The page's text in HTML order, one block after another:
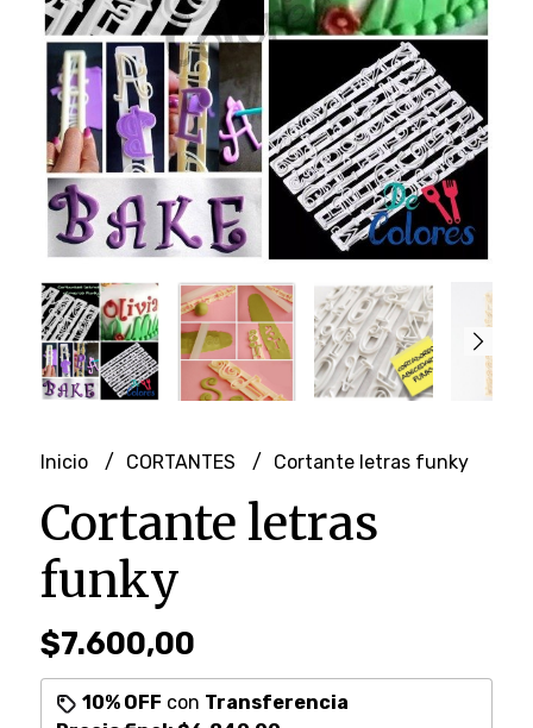
Inicio CORTANTES Cortante letras funky
Cortante letras
funky
$7.600,00
10% OFF con Transferencia